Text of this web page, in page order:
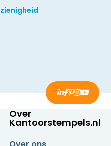
Over
Kantoorstempels.nl